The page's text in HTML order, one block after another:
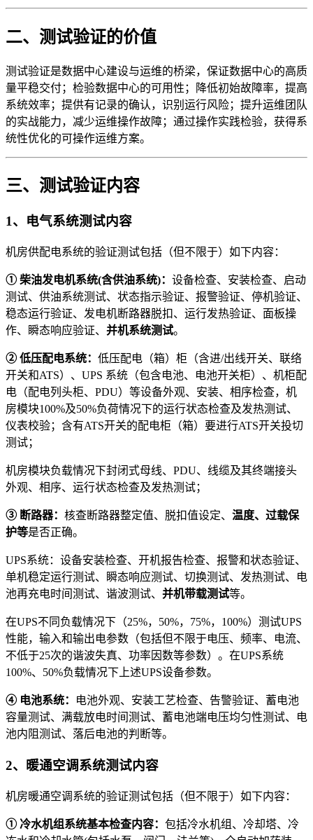
二、测试验证的价值
测试验证是数据中心建设与运维的桥梁，保证数据中心的高质
量平稳交付；检验数据中心的可用性；降低初始故障率，提高
系统效率；提供有记录的确认，识别运行风险；提升运维团队
的实战能力，减少运维操作故障；通过操作实践检验，获得系
统性优化的可操作运维方案。
三、测试验证内容
1、电气系统测试内容
机房供配电系统的验证测试包括（但不限于）如下内容：
① 柴油发电机系统(含供油系统)： 设备检查、安装检查、启动
测试、供油系统测试、状态指示验证、报警验证、停机验证、
稳态运行验证、发电机断路器脱扣、运行发热验证、面板操
作、瞬态响应验证、 并机系统测试。
② 低压配电系统： 低压配电（箱）柜（含进/出线开关、联络
开关和ATS）、UPS 系统（包含电池、电池开关柜）、机柜配
电（配电列头柜、PDU）等设备外观、安装、相序检查，机
房模块100%及50%负荷情况下的运行状态检查及发热测试、
仪表校验；含有ATS开关的配电柜（箱）要进行ATS开关投切
测试；
机房模块负载情况下封闭式母线、PDU、线缆及其终端接头
外观、相序、运行状态检查及发热测试；
③ 断路器： 核查断路器整定值、脱扣值设定、 温度、过载保
护等是否正确。
UPS系统：设备安装检查、开机报告检查、报警和状态验证、
单机稳定运行测试、瞬态响应测试、切换测试、发热测试、电
池再充电时间测试、谐波测试、 并机带载测试等。
在UPS不同负载情况下（25%，50%，75%，100%）测试UPS
性能，输入和输出电参数（包括但不限于电压、频率、电流、
不低于25次的谐波失真、功率因数等参数）。在UPS系统
100%、50%负载情况下上述UPS设备参数。
④ 电池系统：
电池外观、安装工艺检查、告警验证、蓄电池
容量测试、满载放电时间测试、蓄电池端电压均匀性测试、电
池内阻测试、落后电池的判断等。
2、暖通空调系统测试内容
机房暖通空调系统的验证测试包括（但不限于）如下内容：
① 冷水机组系统基本检查内容： 包括冷水机组、冷却塔、冷